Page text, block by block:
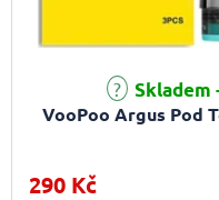
VooPoo Argus Pod
Skladem
290 Kč